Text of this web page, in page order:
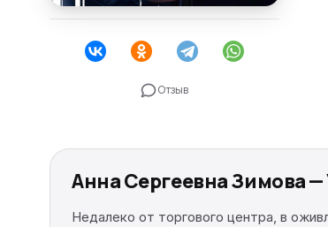
Отзыв
Анна Сергеевна Зимова
Недалеко от торгового центра, в